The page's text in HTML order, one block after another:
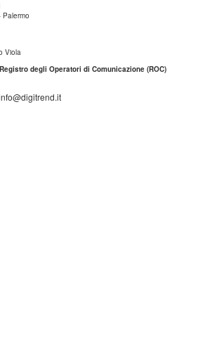
Viola
Registro degli Operatori di Comunicazione (ROC)